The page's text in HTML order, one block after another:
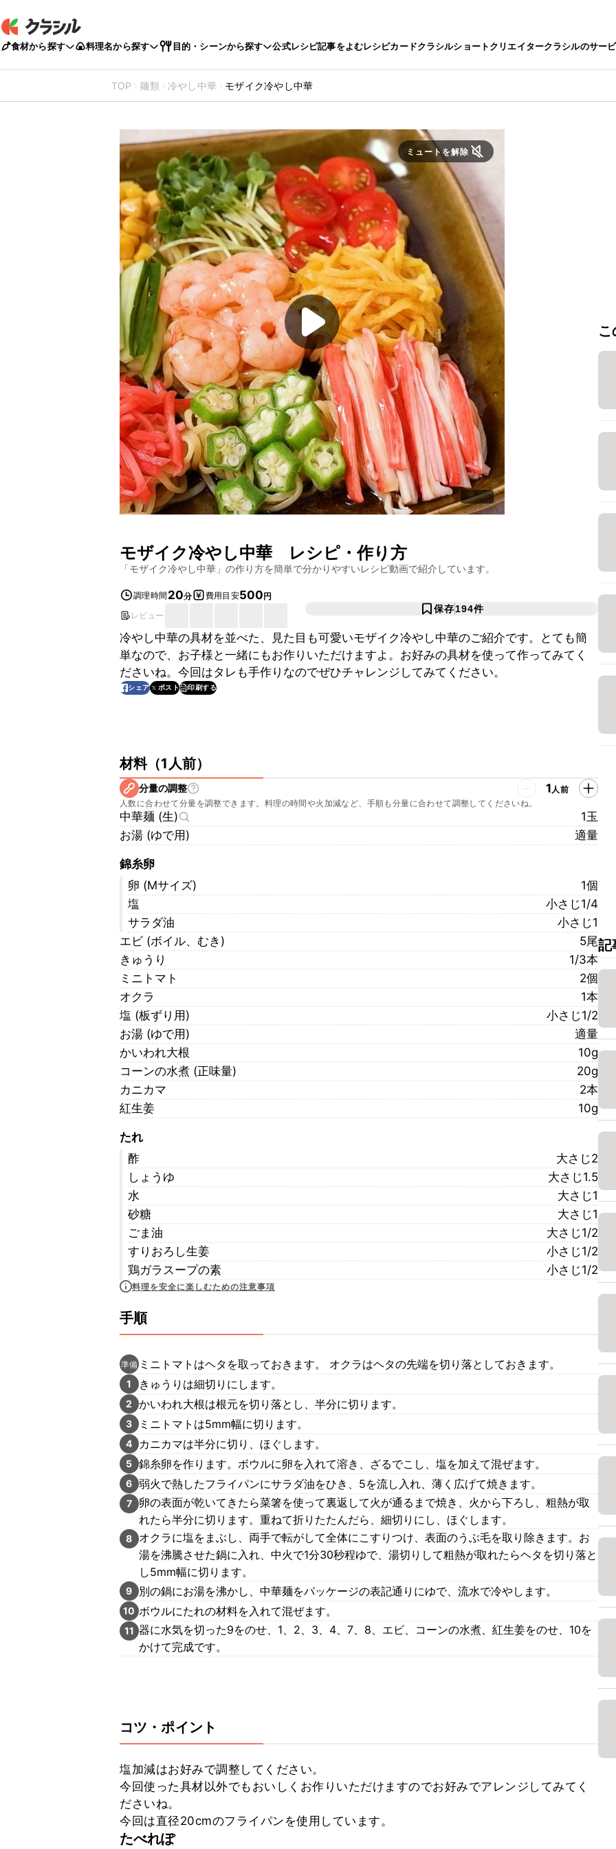
食材から探す 料理名から探す 目的・シーンから探す 公式レシピ記事をよむレシピカードクラシルショートクリエイタークラシルのサー
TOP 麺類 冷やし中華 モザイク冷やし中華
ミュートを解除
モザイク冷やし中華 レシピ・作り方
「モザイク冷やし中華 」の作り方を簡単で分かりやすいレシピ動画で紹介しています。
調理時間 20分 費用目安500円
レビュー
保存194件
冷やし中華の具材を並べた、見た目も可愛いモザイク冷やし中華のご紹介です。とても簡
単なので、お子様と一緒にもお作りいただけますよ。お好みの具材を使って作ってみてく
ださいね。今回はタレも手作りなのでぜひチャレンジしてみてください。
シェア ポスト 印刷する
材料（1人前）
分量の調整 1人前
人数に合わせて分量を調整できます。料理の時間や火加減など、手順も分量に合わせて調整してくださいね。
中華麺 (生)
1玉
お湯 (ゆで用)
適量
錦糸卵
卵 (Mサイズ)
1個
塩
小さじ1/4
サラダ油
小さじ1
エビ (ボイル、むき)
5尾
きゅうり
1/3本
ミニトマト
2個
オクラ
1本
塩 (板ずり用)
小さじ1/2
お湯 (ゆで用)
適量
かいわれ大根
10g
コーンの水煮 (正味量)
20g
カニカマ
2本
紅生姜
10g
たれ
酢
大さじ2
しょうゆ
大さじ1.5
水
大さじ1
砂糖
大さじ1
ごま油
大さじ1/2
すりおろし生姜
小さじ1/2
鶏ガラスープの素
小さじ1/2
料理を安全に楽しむための注意事項
手順
準備 ミニトマトはヘタを取っておきます。 オクラはヘタの先端を切り落としておきます。
1 きゅうりは細切りにします。
2 かいわれ大根は根元を切り落とし、半分に切ります。
3 ミニトマトは5mm幅に切ります。
4 カニカマは半分に切り、ほぐします。
5 錦糸卵を作ります。ボウルに卵を入れて溶き、ざるでこし、塩を加えて混ぜます。
6 弱火で熱したフライパンにサラダ油をひき、5を流し入れ、薄く広げて焼きます。
7
卵の表面が乾いてきたら菜箸を使って裏返して火が通るまで焼き、火から下ろし、粗熱が取
れたら半分に切ります。重ねて折りたたんだら、細切りにし、ほぐします。
8
オクラに塩をまぶし、両手で転がして全体にこすりつけ、表面のうぶ毛を取り除きます。お
湯を沸騰させた鍋に入れ、中火で1分30秒程ゆで、湯切りして粗熱が取れたらヘタを切り落と
し5mm幅に切ります。
9 別の鍋にお湯を沸かし、中華麺をパッケージの表記通りにゆで、流水で冷やします。
10 ボウルにたれの材料を入れて混ぜます。
11 器に水気を切った9をのせ、1、2、3、4、7、8、エビ、コーンの水煮、紅生姜をのせ、10を
かけて完成です。
コツ・ポイント
塩加減はお好みで調整してください。
今回使った具材以外でもおいしくお作りいただけますのでお好みでアレンジしてみてく
ださいね。
今回は直径20cmのフライパンを使用しています。
たべれぽ
記